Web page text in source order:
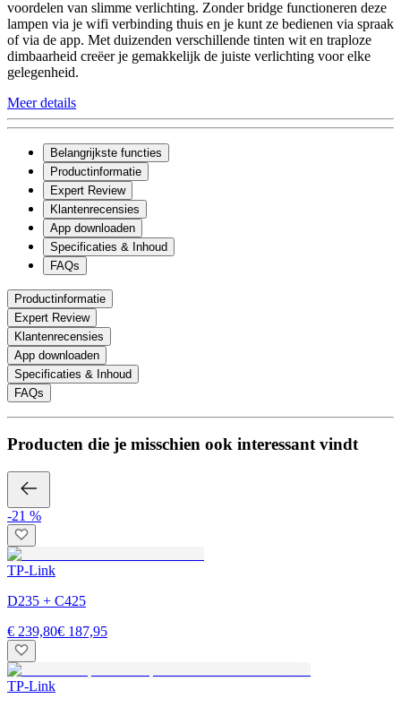
voordelen van slimme verlichting. Zonder bridge functioneren deze
lampen via je wifi verbinding thuis en je kunt ze bedienen via spraak
of via de app. Met duizenden verschillende tinten wit en traploze
dimbaarheid creëer je gemakkelijk de juiste verlichting voor elke
gelegenheid.
Meer details
Belangrijkste functies
Productinformatie
Expert Review
Klantenrecensies
App downloaden
Specificaties & Inhoud
FAQs
Productinformatie
Expert Review
Klantenrecensies
App downloaden
Specificaties & Inhoud
FAQs
Producten die je misschien ook interessant vindt
-21 %
TP-Link
D235 + C425
€ 239,80€ 187,95
TP-Link